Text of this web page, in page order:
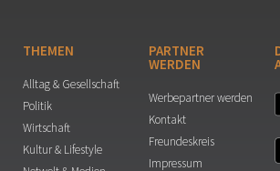
THEMEN
Alltag & Gesellschaft
Politik
Wirtschaft
Kultur & Lifestyle
PARTNER
WERDEN
Werbepartner werden
Kontakt
Freundeskreis
Impressum